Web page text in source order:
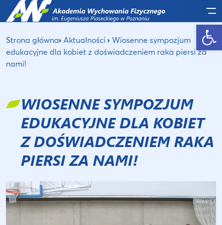
Otwórz pasek narzędzi
Strona główna Aktualności
Wiosenne sympozjum
edukacyjne dla kobiet z doświadczeniem raka piersi za
nami!
WIOSENNE SYMPOZJUM
EDUKACYJNE DLA KOBIET
Z DOŚWIADCZENIEM RAKA
PIERSI ZA NAMI!